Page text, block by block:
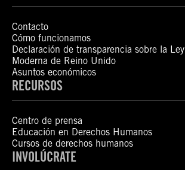
Contacto
Cómo funcionamos
Declaración de transparencia sobre la
Moderna de Reino Unido
Asuntos económicos
RECURSOS
Centro de prensa
Educación en Derechos Humanos
Cursos de derechos humanos
INVOLÚCRATE